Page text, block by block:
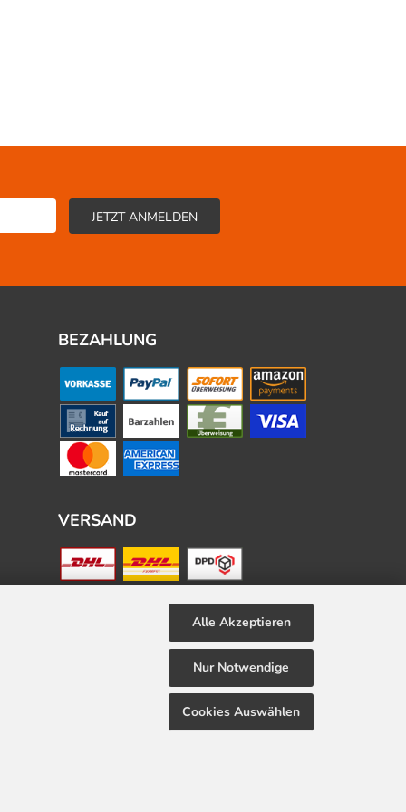
Alle Akzeptieren
Nur Notwendige
Cookies Auswählen
BEZAHLUNG
VERSAND